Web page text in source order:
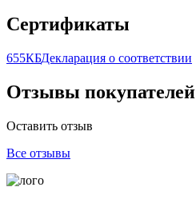
Сертификаты
655КБДекларация о соответствии
Отзывы покупателей
Оставить отзыв
Все отзывы